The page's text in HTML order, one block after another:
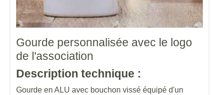
Gourde personnalisée avec le logo
de l'association
Description technique :
Gourde en ALU avec bouchon vissé équipé d'un